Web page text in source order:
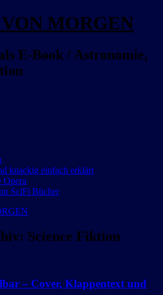
MORGEN
E-Book / Astronomie,
knackig einfach erklärt
Opera
SciFi Bücher
Science Fiktion
– Cover, Klappentext und